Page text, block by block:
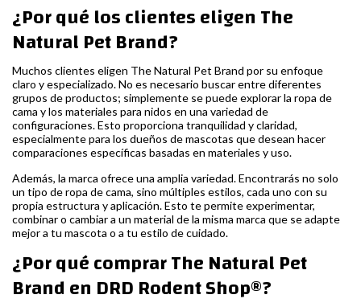
¿Por qué los clientes eligen The
Natural Pet Brand?
Muchos clientes eligen The Natural Pet Brand por su enfoque
claro y especializado. No es necesario buscar entre diferentes
grupos de productos; simplemente se puede explorar la ropa de
cama y los materiales para nidos en una variedad de
configuraciones. Esto proporciona tranquilidad y claridad,
especialmente para los dueños de mascotas que desean hacer
comparaciones específicas basadas en materiales y uso.
Además, la marca ofrece una amplia variedad. Encontrarás no solo
un tipo de ropa de cama, sino múltiples estilos, cada uno con su
propia estructura y aplicación. Esto te permite experimentar,
combinar o cambiar a un material de la misma marca que se adapte
mejor a tu mascota o a tu estilo de cuidado.
¿Por qué comprar The Natural Pet
Brand en DRD Rodent Shop®?